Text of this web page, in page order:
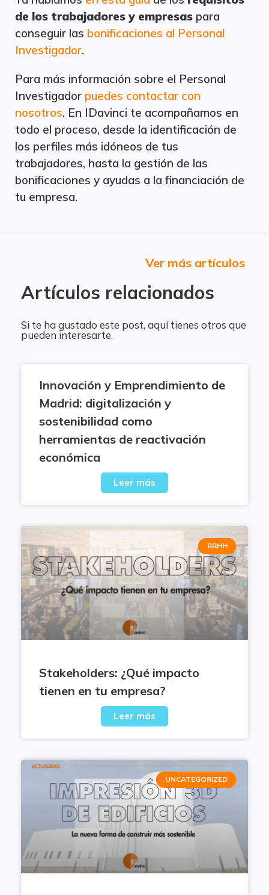
de los trabajadores y empresas para
conseguir las bonificaciones al Personal
Investigador.
Para más información sobre el Personal
Investigador puedes contactar con
nosotros. En IDavinci te acompañamos en
todo el proceso, desde la identificación de
los perfiles más idóneos de tus
trabajadores, hasta la gestión de las
bonificaciones y ayudas a la financiación de
tu empresa.
Artículos relacionados
Ver más artículos
Si te ha gustado este post, aquí tienes otros que
pueden interesarte.
Innovación y Emprendimiento de
Madrid: digitalización y
sostenibilidad como
herramientas de reactivación
económica
Leer más
RRHH
Stakeholders: ¿Qué impacto
tienen en tu empresa?
Leer más
UNCATEGORIZED